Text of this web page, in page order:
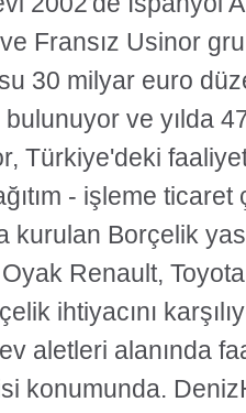
Fransız Usinor
30 milyar euro
bulunuyor ve yılda
Türkiye'deki
- işleme ticaret
kurulan Borçelik
Renault,
ihtiyacını
aletleri alanında
konumunda.